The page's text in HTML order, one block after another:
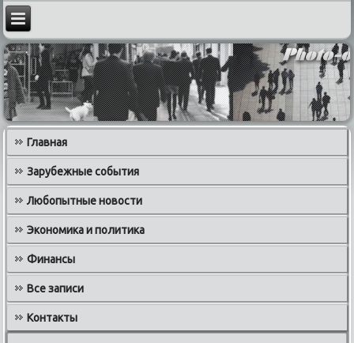
Главная
Зарубежные события
Любопытные новости
Экономика и политика
Финансы
Все записи
Контакты